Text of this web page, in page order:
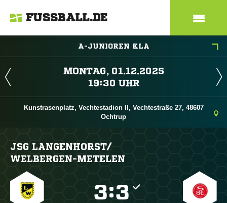
FUSSBALL.DE
A-JUNIOREN KLA
 
 
Kunstrasenplatz, Vechtestadion II, Vechtestraße 27, 48607
Ochtrup
JSG LANGENHORST/​
WELBERGEN-METELEN
: